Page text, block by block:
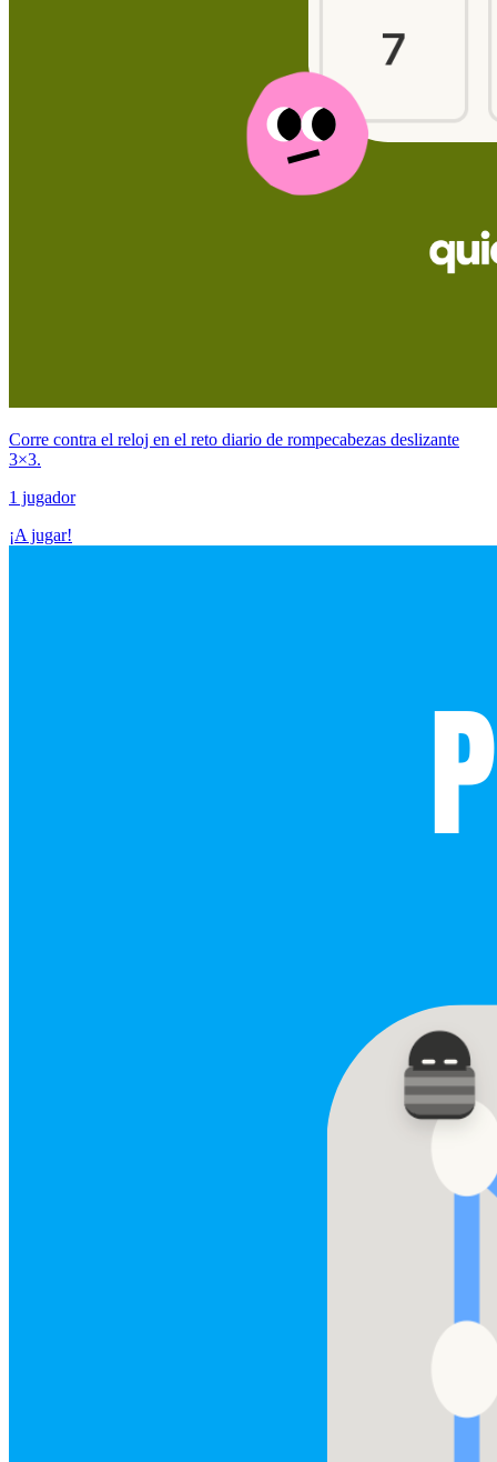
Corre contra el reloj en el reto diario de rompecabezas deslizante
3×3.
1 jugador
¡A jugar!